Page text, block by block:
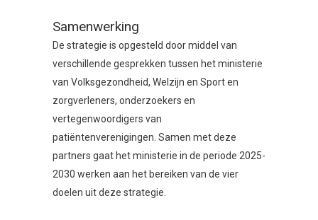
Samenwerking
De strategie is opgesteld door middel van
verschillende gesprekken tussen het ministerie
van Volksgezondheid, Welzijn en Sport en
zorgverleners, onderzoekers en
vertegenwoordigers van
patiëntenverenigingen. Samen met deze
partners gaat het ministerie in de periode 2025-
2030 werken aan het bereiken van de vier
doelen uit deze strategie.